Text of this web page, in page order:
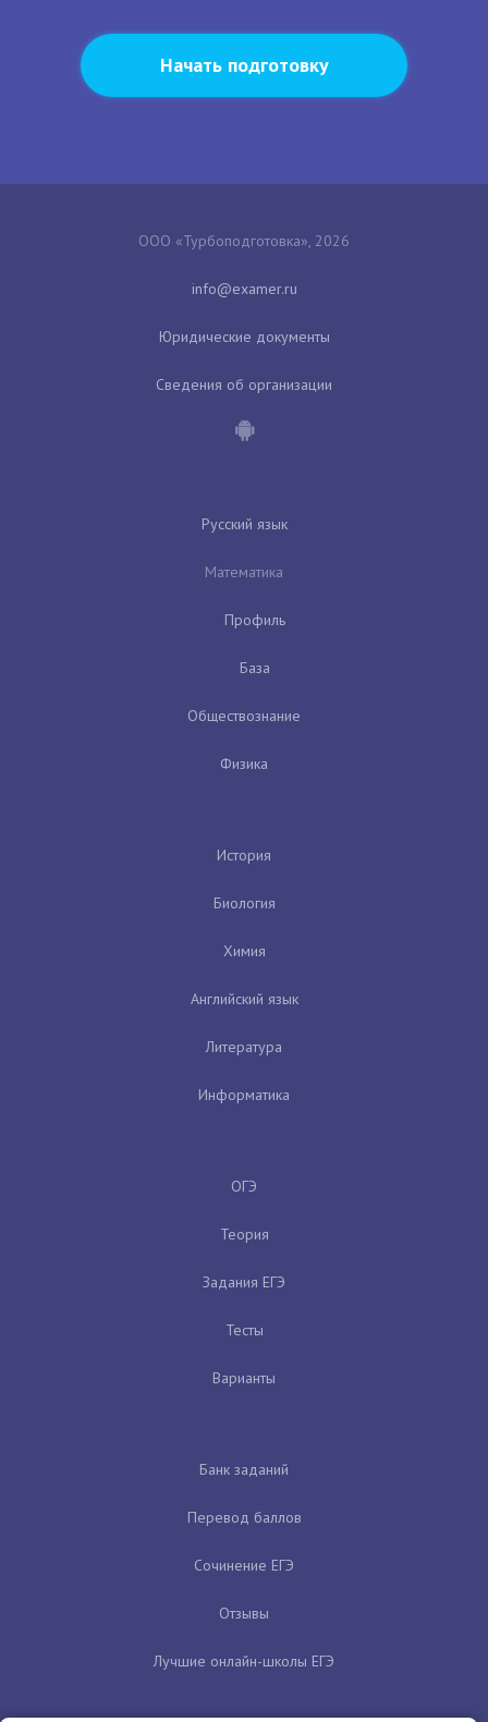
Начать подготовку
ООО «Турбоподготовка», 2026
Юридические документы
Сведения об организации
Русский язык
Математика
Профиль
База
Обществознание
Физика
История
Биология
Химия
Английский язык
Литература
Информатика
ОГЭ
Теория
Задания ЕГЭ
Тесты
Варианты
Банк заданий
Перевод баллов
Сочинение ЕГЭ
Отзывы
Лучшие онлайн-школы ЕГЭ